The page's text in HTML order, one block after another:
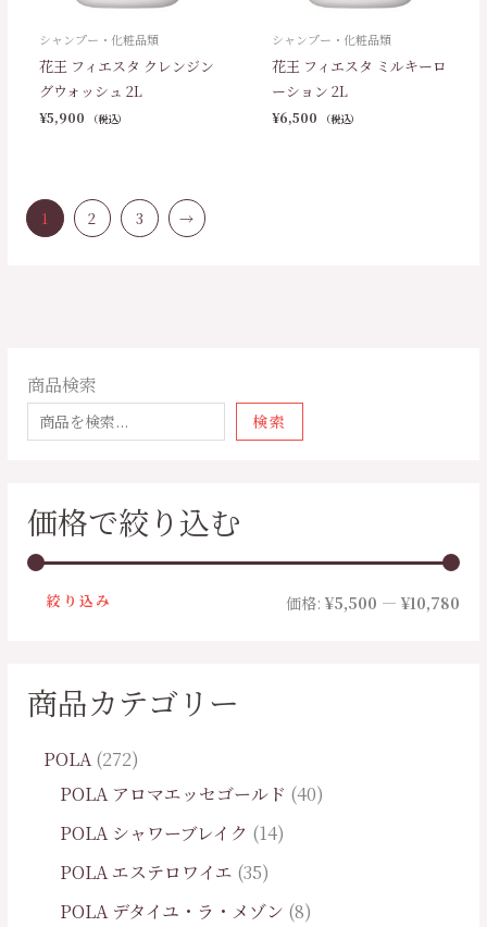
商品検索
検索
価格で絞り込む
絞り込み 価格: ¥5,500 — ¥10,780
商品カテゴリー
POLA 272
POLA アロマエッセゴールド 40
POLA シャワーブレイク
14
POLA エステロワイエ 35
POLA デタイユ・ラ・メゾン 8
シャンプー・化粧品類
花王 フィエスタ クレンジン
グウォッシュ 2L
¥5,900 （税込）
シャンプー・化粧品類
花王 フィエスタ ミルキーロ
ーション 2L
¥6,500 （税込）
1 2 3 →